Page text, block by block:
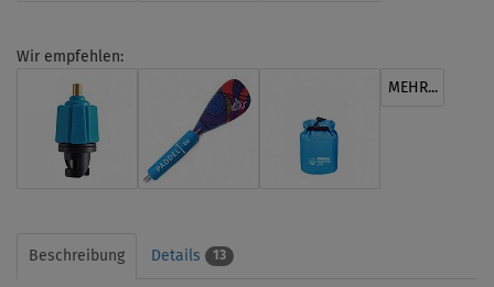
Wir empfehlen:
MEHR...
Beschreibung Details 13